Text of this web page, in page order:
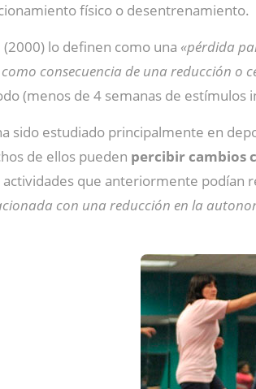
físico o desentrenamiento.
(2000) lo definen como una «pérdida
consecuencia de una reducción o
(menos de 4 semanas de
sido estudiado principalmente en
de ellos pueden percibir cambios
que anteriormente podían
con una reducción en la